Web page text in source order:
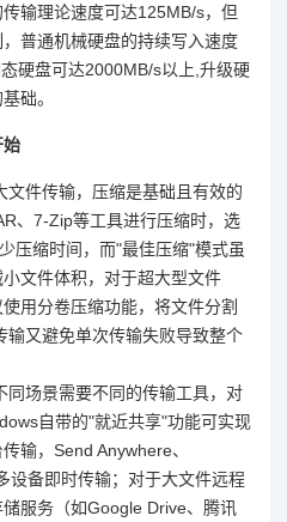
输理论速度可达125MB/s，但
普通机械硬盘的持续写入速度
硬盘可达2000MB/s以上,升级硬
础。
始
文件传输，压缩是基础且有效的
、7-Zip等工具进行压缩时，选
压缩时间，而"最佳压缩"模式虽
文件体积，对于超大型文件
使用分卷压缩功能，将文件分割
输又避免单次传输失败导致整个
同场景需要不同的传输工具，对
自带的"就近共享"功能可实现
输，Send Anywhere、
设备即时传输；对于大文件远程
服务（如Google Drive、腾讯